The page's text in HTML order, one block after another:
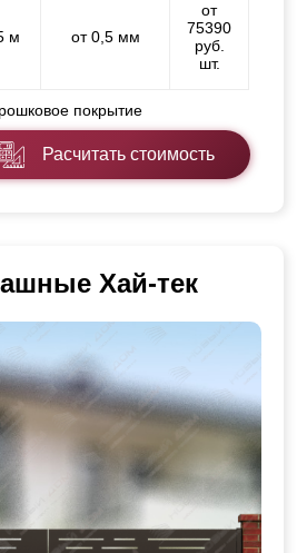
м от 0,5 мм
от
75390
руб.
шт.
покрытие
Расчитать стоимость
Хай-тек